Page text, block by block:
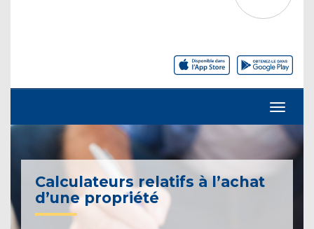
Calculateurs relatifs à l’achat
d’une propriété